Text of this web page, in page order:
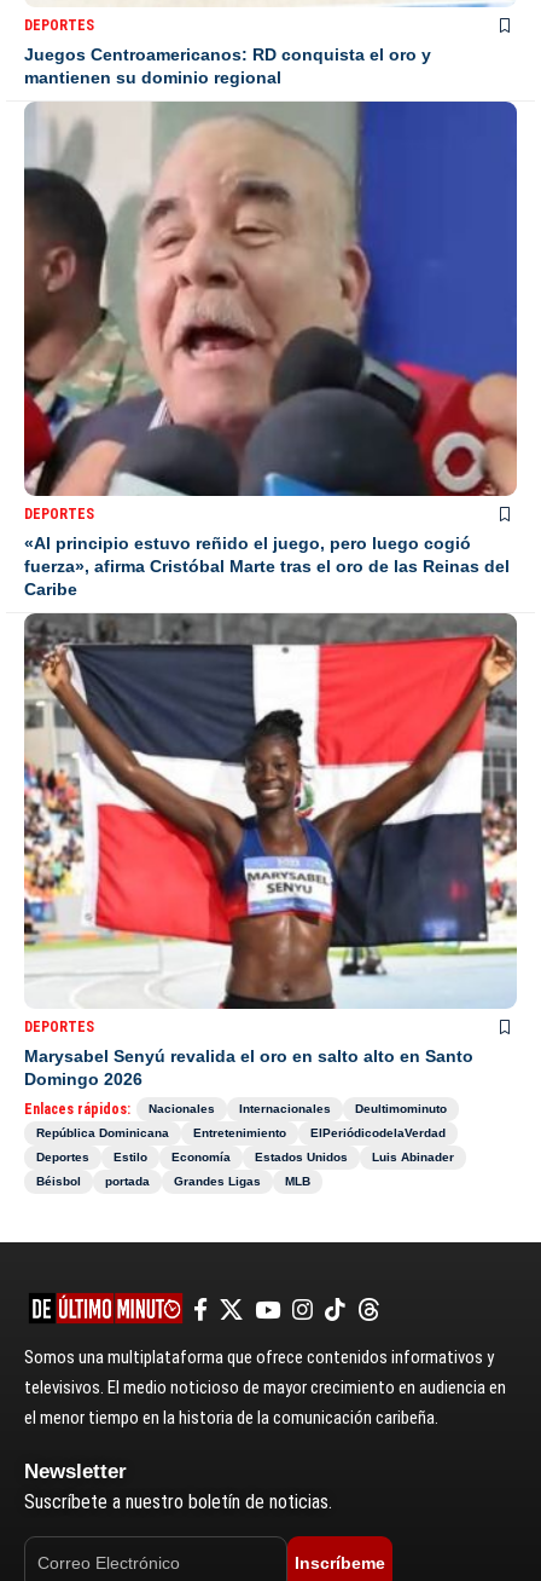
DEPORTES
Juegos Centroamericanos: RD conquista el oro y
mantienen su dominio regional
DEPORTES
«Al principio estuvo reñido el juego, pero luego cogió
fuerza», afirma Cristóbal Marte tras el oro de las Reinas del
Caribe
DEPORTES
Marysabel Senyú revalida el oro en salto alto en Santo
Domingo 2026
Enlaces rápidos: Nacionales Internacionales
Deultimominuto
República Dominicana
Entretenimiento
ElPeriódicodelaVerdad
Deportes
Estilo Economía Estados Unidos
Luis Abinader
Béisbol
portada Grandes Ligas MLB
Somos una multiplataforma que ofrece contenidos informativos y
televisivos. El medio noticioso de mayor crecimiento en audiencia en
el menor tiempo en la historia de la comunicación caribeña.
Newsletter
Suscríbete a nuestro boletín de noticias.
Inscríbeme